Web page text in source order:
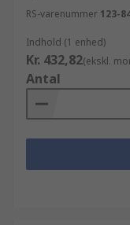
RS-varenummer 123-
Indhold (1 enhed)
Kr. 432,82(ekskl.
Antal